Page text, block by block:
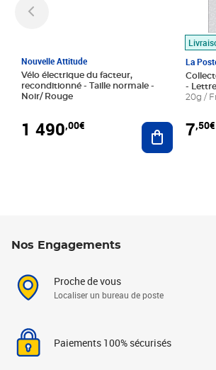
Nouvelle Attitude
Vélo électrique du facteur,
reconditionné - Taille normale -
Noir/ Rouge
1 490,00€ Ajouter au
La
-
20g /
7,50€
Nos Engagements
Proche de vous
Localiser un bureau de poste
Paiements 100% sécurisés